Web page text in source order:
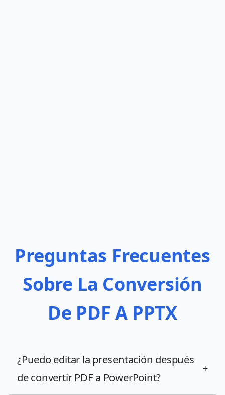
Preguntas Frecuentes
Sobre La Conversión
De PDF A PPTX
¿Puedo editar la presentación después
de convertir PDF a PowerPoint?
+